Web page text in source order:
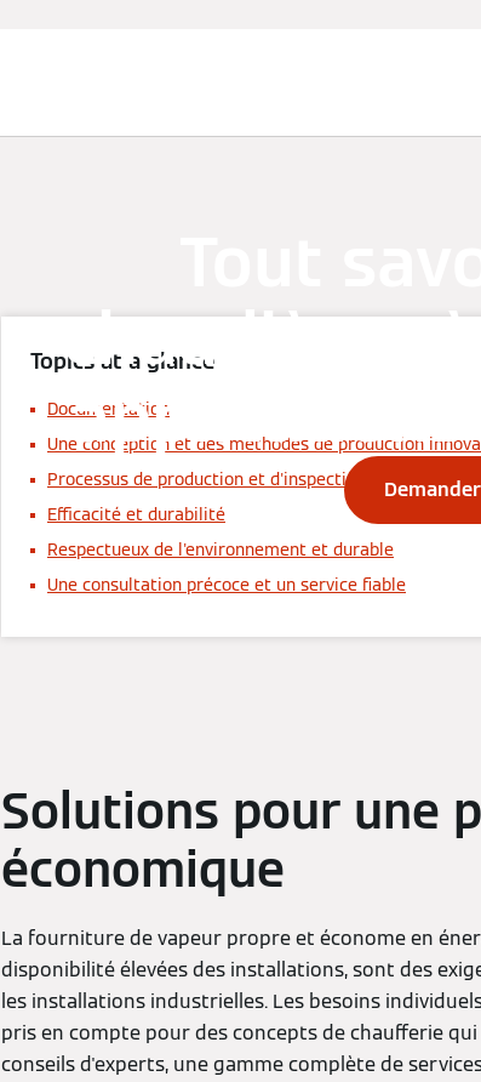
chaudières
applications
Topics at a glance
Documentation
Une conception et des méthodes de production
Processus de production et d'inspection rigoureux
Efficacité et durabilité
Respectueux de l'environnement et durable
Une consultation précoce et un service fiable
Solutions pour une
économique
La fourniture de vapeur propre et économe en
disponibilité élevées des installations, sont des
les installations industrielles. Les besoins
pris en compte pour des concepts de chaufferie
conseils d'experts, une gamme complète de